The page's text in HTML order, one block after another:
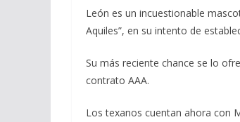
León es un incuestionable
Aquiles”, en su intento de
Su más reciente chance se lo
contrato AAA.
Los texanos cuentan ahora con